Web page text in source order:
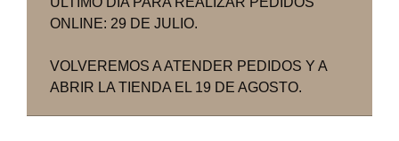
ONLINE: 29 DE JULIO.
VOLVEREMOS A ATENDER PEDIDOS Y A
ABRIR LA TIENDA EL 19 DE AGOSTO.